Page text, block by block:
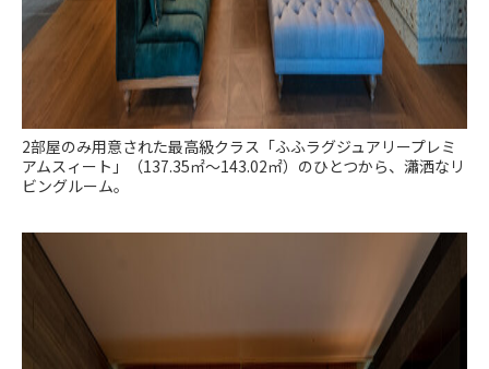
2部屋のみ用意された最高級クラス「ふふラグジュアリープレミ
アムスィート」（137.35㎡～143.02㎡）のひとつから、瀟洒なリ
ビングルーム。